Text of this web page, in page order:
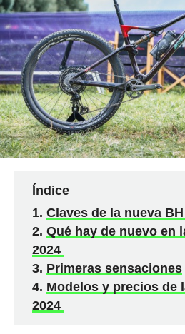
Índice
Claves de la nueva
Qué hay de nuevo en
2024
Primeras sensaciones
Modelos y precios de
2024